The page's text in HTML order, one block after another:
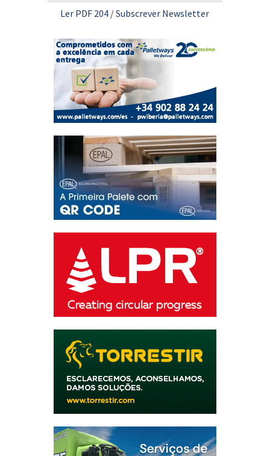
Ler PDF 204 /Subscrever Newsletter